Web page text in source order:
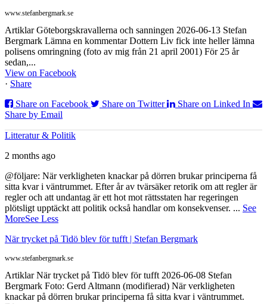
www.stefanbergmark.se
Artiklar Göteborgskravallerna och sanningen 2026-06-13 Stefan
Bergmark Lämna en kommentar Dottern Liv fick inte heller lämna
polisens omringning (foto av mig från 21 april 2001) För 25 år
sedan,...
View on Facebook
· Share
Share on Facebook
Share on Twitter
Share on Linked In
Share by Email
Litteratur & Politik
2 months ago
@följare: När verkligheten knackar på dörren brukar principerna få
sitta kvar i väntrummet. Efter år av tvärsäker retorik om att regler är
regler och att undantag är ett hot mot rättsstaten har regeringen
plötsligt upptäckt att politik också handlar om konsekvenser. ... See
MoreSee Less
När trycket på Tidö blev för tufft | Stefan Bergmark
www.stefanbergmark.se
Artiklar När trycket på Tidö blev för tufft 2026-06-08 Stefan
Bergmark Foto: Gerd Altmann (modifierad) När verkligheten
knackar på dörren brukar principerna få sitta kvar i väntrummet.